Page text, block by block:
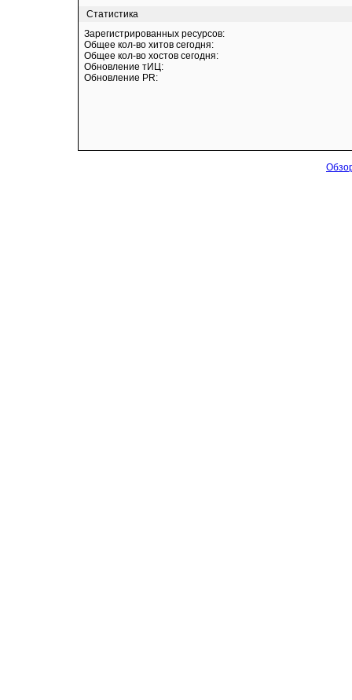
Статистика
Зарегистрированных ресурсов:
Общее кол-во хитов сегодня:
Общее кол-во хостов сегодня:
Обновление тИЦ:
Обновление PR: